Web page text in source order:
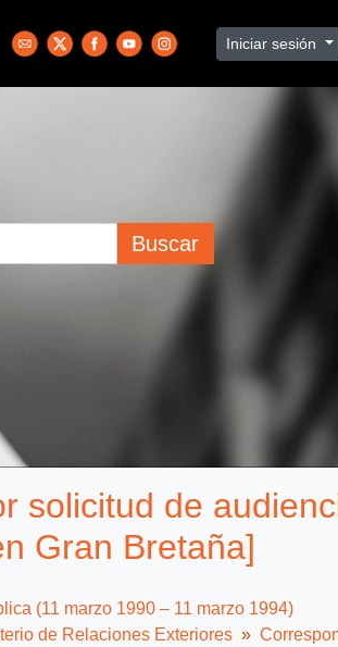
Iniciar sesión
Buscar
solicitud de
Gran Bretaña]
(11 marzo 1990 – 11 marzo 1994)
de Relaciones Exteriores